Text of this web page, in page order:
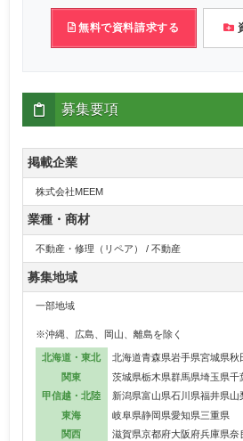
無料で資料請求する
募集要項
掲載企業
株式会社MEEM
業種・商材
不動産・修理（リペア） / 不動産
募集地域
一部地域
※沖縄、広島、岡山、離島を除く
北海道・東北 北海道青森県岩手県宮城県秋
関東
茨城県栃木県群馬県埼玉県千
甲信越・北陸
新潟県富山県石川県福井県山
東海
岐阜県静岡県愛知県三重県
関西
滋賀県京都府大阪府兵庫県奈